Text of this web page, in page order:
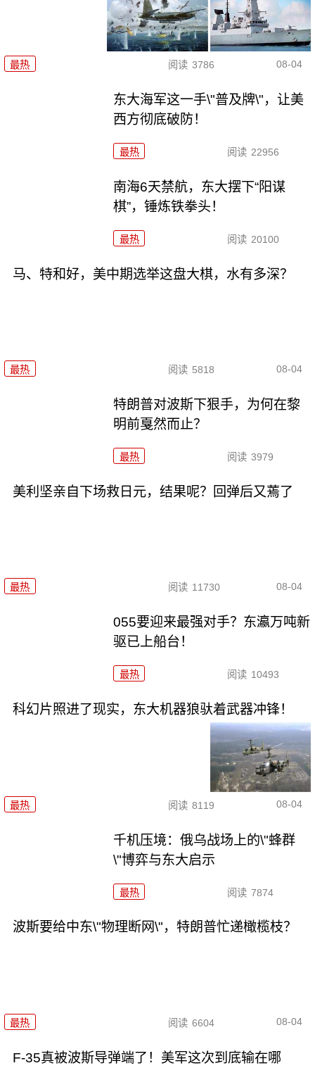
最热 阅读 3786 08-04
东大海军这一手\"普及牌\"，让美
西方彻底破防！
最热 阅读 22956
南海6天禁航，东大摆下“阳谋
棋”，锤炼铁拳头！
最热 阅读 20100
马、特和好，美中期选举这盘大棋，水有多深？
最热 阅读 5818 08-04
特朗普对波斯下狠手，为何在黎
明前戛然而止？
最热 阅读 3979
美利坚亲自下场救日元，结果呢？回弹后又蔫了
最热 阅读 11730 08-04
055要迎来最强对手？东瀛万吨新
驱已上船台！
最热 阅读 10493
科幻片照进了现实，东大机器狼驮着武器冲锋！
最热 阅读 8119 08-04
千机压境：俄乌战场上的\"蜂群
\"博弈与东大启示
最热 阅读 7874
波斯要给中东\"物理断网\"，特朗普忙递橄榄枝？
最热 阅读 6604 08-04
F-35真被波斯导弹端了！美军这次到底输在哪